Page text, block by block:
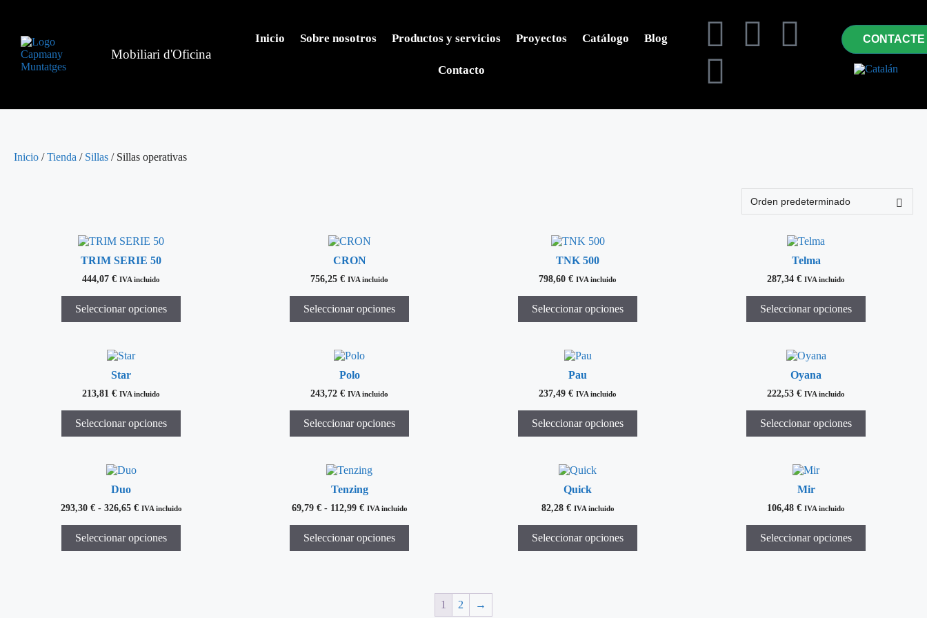
Mobiliari d'Oficina
Inicio Sobre nosotros Productos y servicios Proyectos Catálogo Blog
Contacto
CONTACTE
Inicio /Tienda / Sillas / Sillas operativas
TRIM SERIE 50
444,07 € IVA incluido
Seleccionar opciones
CRON
756,25 € IVA incluido
Seleccionar opciones
TNK 500
798,60 € IVA incluido
Seleccionar opciones
Telma
287,34 € IVA incluido
Seleccionar opciones
Star
213,81 € IVA incluido
Seleccionar opciones
Polo
243,72 € IVA incluido
Seleccionar opciones
Pau
237,49 € IVA incluido
Seleccionar opciones
Oyana
222,53 € IVA incluido
Seleccionar opciones
Duo
293,30 € - 326,65 € IVA incluido
Seleccionar opciones
Tenzing
69,79 € - 112,99 € IVA incluido
Seleccionar opciones
Quick
82,28 € IVA incluido
Seleccionar opciones
Mir
106,48 € IVA incluido
Seleccionar opciones
1 2 →